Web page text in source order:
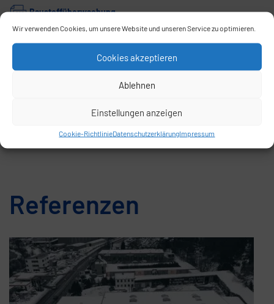
Wir verwenden Cookies, um unsere Website und unseren Service zu optimieren.
Cookies akzeptieren
Ablehnen
Einstellungen anzeigen
Cookie-RichtlinieDatenschutzerklärungImpressum
Baustoffüberwachung
Zertifikat der Konformität der werkseigenen
Referenzen